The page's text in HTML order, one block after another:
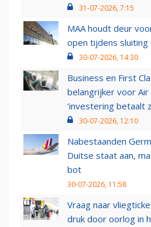
31-07-2026, 7:15
MAA houdt deur
open tijdens
30-07-2026, 14:30
Business en First
belangrijker voor Air
‘investering betaalt
30-07-2026, 12:10
Nabestaanden
Duitse staat aan,
bot
30-07-2026, 11:58
Vraag naar
druk door oorlog in